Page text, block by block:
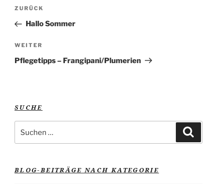
Beitragsnavigation
Vorheriger
Beitrag
ZURÜCK
Hallo Sommer
Nächster
Beitrag
WEITER
Pflegetipps – Frangipani/Plumerien
SUCHE
nach:
BLOG-BEITRÄGE NACH KATEGORIE